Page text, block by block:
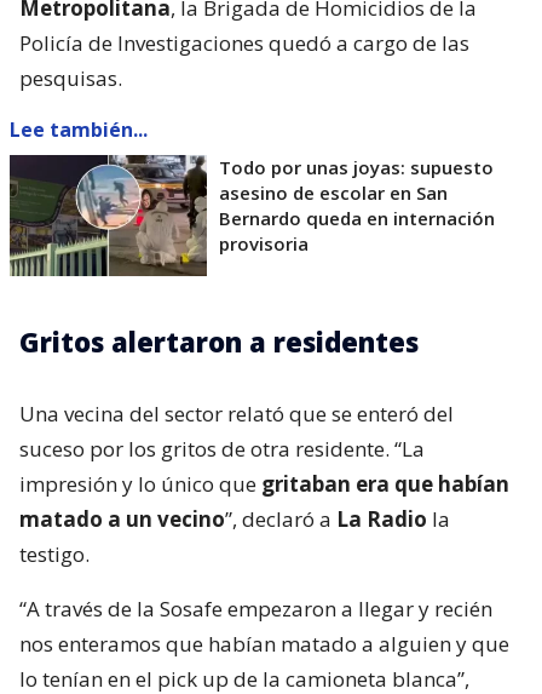
Metropolitana, la Brigada de Homicidios de la
Policía de Investigaciones quedó a cargo de las
pesquisas.
Lee también...
Todo por unas joyas: supuesto
asesino de escolar en San
Bernardo queda en internación
provisoria
Gritos alertaron a residentes
Una vecina del sector relató que se enteró del
suceso por los gritos de otra residente. “La
impresión y lo único que gritaban era que habían
matado a un vecino”, declaró a La Radio la
testigo.
“A través de la Sosafe empezaron a llegar y recién
nos enteramos que habían matado a alguien y que
lo tenían en el pick up de la camioneta blanca”,